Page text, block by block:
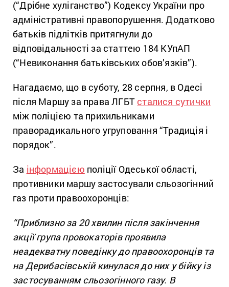
(“Дрібне хуліганство”) Кодексу України про
адміністративні правопорушення. Додатково
батьків підлітків притягнули до
відповідальності за статтею 184 КУпАП
(“Невиконання батьківських обов’язків”).
Нагадаємо, що в суботу, 28 серпня, в Одесі
після Маршу за права ЛГБТ сталися сутички
між поліцією та прихильниками
праворадикального угруповання “Традиція і
порядок”.
За інформацією поліції Одеської області,
противники маршу застосували сльозогінний
газ проти правоохоронців:
“Приблизно за 20 хвилин після закінчення
акції група провокаторів проявила
неадекватну поведінку до правоохоронців та
на Дерибасівській кинулася до них у бійку із
застосуванням сльозогінного газу. В